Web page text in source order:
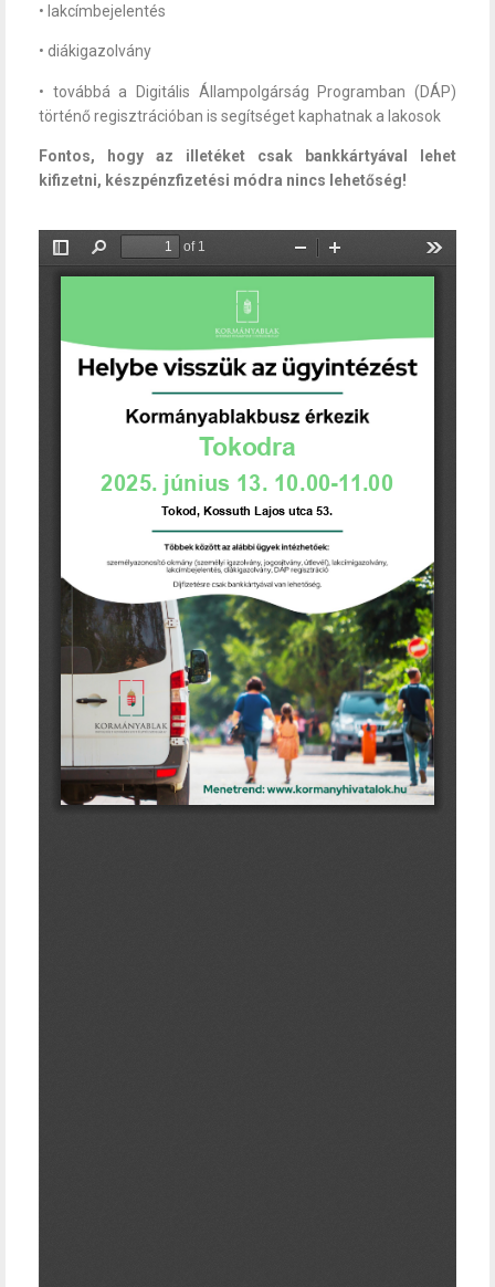
• lakcímbejelentés
• diákigazolvány
• továbbá a Digitális Állampolgárság Programban (DÁP)
történő regisztrációban is segítséget kaphatnak a lakosok
Fontos, hogy az illetéket csak bankkártyával lehet
kifizetni, készpénzfizetési módra nincs lehetőség!